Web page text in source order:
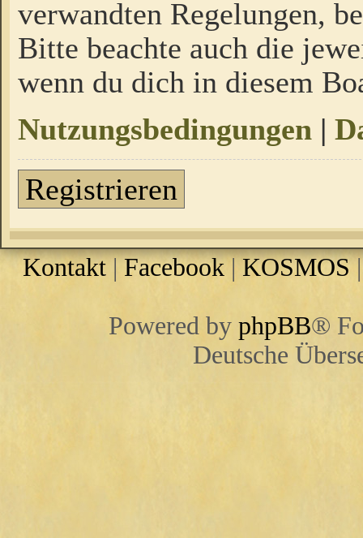
verwandten Regelungen,
Bitte beachte auch die
wenn du dich in diesem
Nutzungsbedingungen |
Registrieren
Kontakt | Facebook |KOSMOS
Powered by phpBB®
Deutsche